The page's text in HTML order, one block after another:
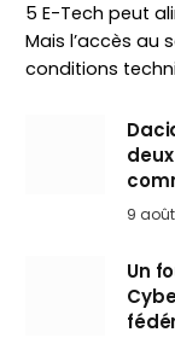
5 E-Tech peut
Mais l’accès au
conditions
9
Un